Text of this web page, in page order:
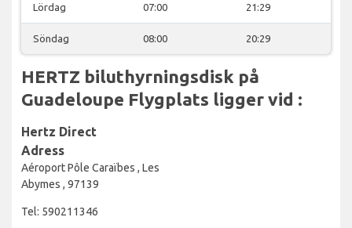
Lördag 07:00 21:29
Söndag 08:00 20:29
HERTZ biluthyrningsdisk på
Guadeloupe Flygplats ligger vid :
Hertz Direct
Adress
Aéroport Pôle Caraïbes , Les
Abymes , 97139
Tel: 590211346